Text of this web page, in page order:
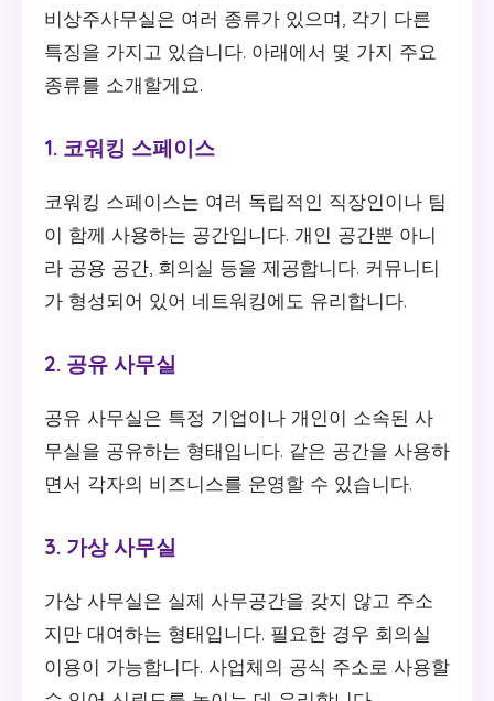
비상주사무실은 여러 종류가 있으며, 각기 다른
특징을 가지고 있습니다. 아래에서 몇 가지 주요
종류를 소개할게요.
1. 코워킹 스페이스
코워킹 스페이스는 여러 독립적인 직장인이나 팀
이 함께 사용하는 공간입니다. 개인 공간뿐 아니
라 공용 공간, 회의실 등을 제공합니다. 커뮤니티
가 형성되어 있어 네트워킹에도 유리합니다.
2. 공유 사무실
공유 사무실은 특정 기업이나 개인이 소속된 사
무실을 공유하는 형태입니다. 같은 공간을 사용하
면서 각자의 비즈니스를 운영할 수 있습니다.
3. 가상 사무실
가상 사무실은 실제 사무공간을 갖지 않고 주소
지만 대여하는 형태입니다. 필요한 경우 회의실
이용이 가능합니다. 사업체의 공식 주소로 사용할